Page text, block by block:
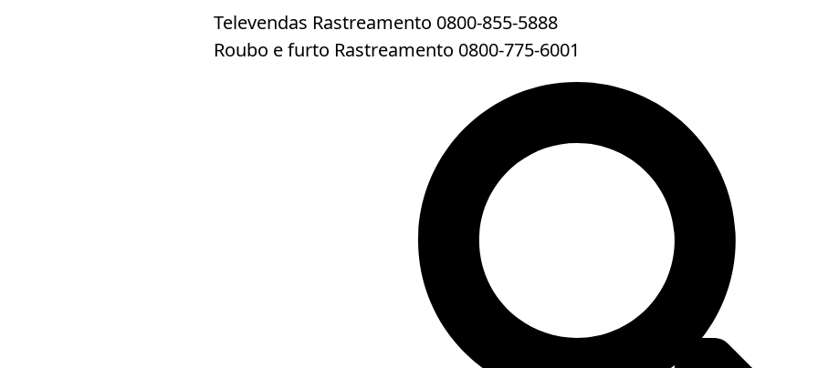
Televendas Rastreamento 0800-855-5888
Roubo e furto Rastreamento 0800-775-6001